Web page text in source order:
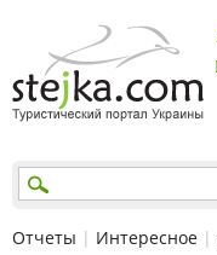
Отчеты | Интересное |